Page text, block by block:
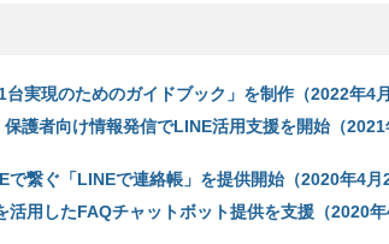
実現のためのガイドブック」を制作（2022年4月
護者向け情報発信でLINE活用支援を開始（
で繋ぐ「LINEで連絡帳」を提供開始（2020年4月
活用したFAQチャットボット提供を支援（2020